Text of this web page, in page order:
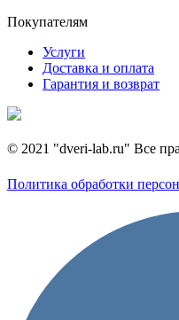
Покупателям
Услуги
Доставка и оплата
Гарантия и возврат
© 2021 "dveri-lab.ru" Все
Политика обработки